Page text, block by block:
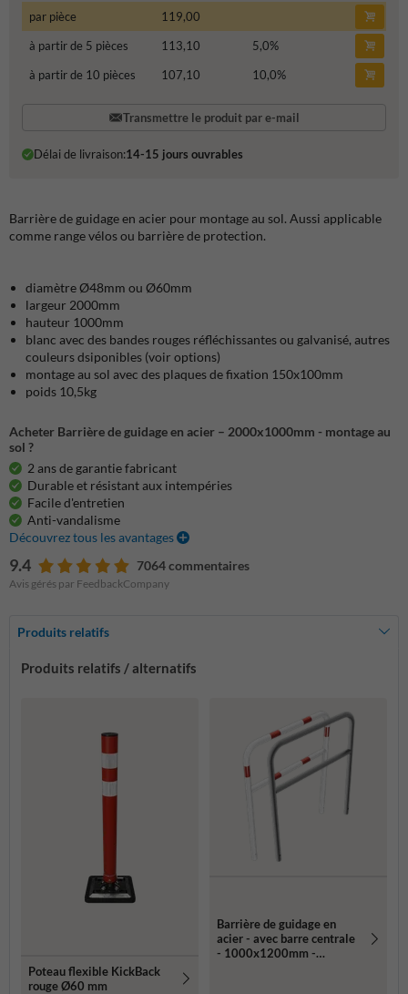
par pièce
119,00
à partir de 5 pièces
113,10 5,0%
à partir de 10 pièces
107,10 10,0%
Transmettre le produit par e-mail
Délai de livraison:14-15 jours ouvrables
Barrière de guidage en acier pour montage au sol. Aussi applicable
comme range vélos ou barrière de protection.
diamètre Ø48mm ou Ø60mm
largeur 2000mm
hauteur 1000mm
blanc avec des bandes rouges réfléchissantes ou galvanisé, autres
couleurs dsiponibles (voir options)
montage au sol avec des plaques de fixation 150x100mm
poids 10,5kg
Acheter Barrière de guidage en acier – 2000x1000mm - montage au
sol ?
2 ans de garantie fabricant
Durable et résistant aux intempéries
Facile d'entretien
Anti-vandalisme
Découvrez tous les avantages
9.4 7064 commentaires
Avis gérés par FeedbackCompany
Produits relatifs
Produits relatifs / alternatifs
Poteau flexible KickBack
rouge Ø60 mm
Barrière de guidage en
acier - avec barre centrale
- 1000x1200mm -